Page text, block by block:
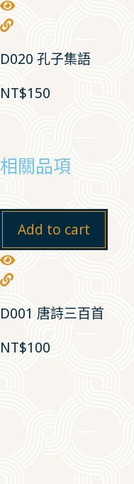
D020 孔子集語
NT$150
相關品項
Add to cart
D001 唐詩三百首
NT$100